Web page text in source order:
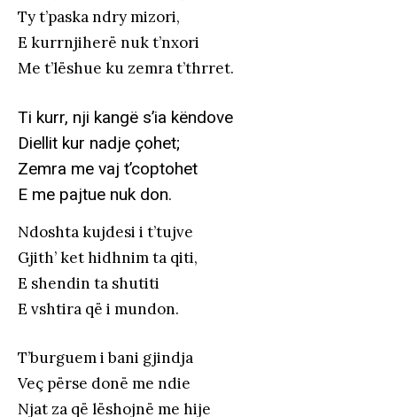
Ty t’paska ndry mizori,
E kurrnjiherë nuk t’nxori
Me t’lëshue ku zemra t’thrret.
Ti kurr, nji kangë s’ia këndove
Diellit kur nadje çohet;
Zemra me vaj t’coptohet
E me pajtue nuk don.
Ndoshta kujdesi i t’tujve
Gjith’ ket hidhnim ta qiti,
E shendin ta shutiti
E vshtira që i mundon.
T’burguem i bani gjindja
Veç përse donë me ndie
Njat za që lëshojnë me hije